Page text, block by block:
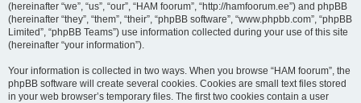
(hereinafter “we”, “us”, “our”, “HAM foorum”, “http://hamfoorum.ee”) and phpBB
(hereinafter “they”, “them”, “their”, “phpBB software”, “www.phpbb.com”, “phpBB
Limited”, “phpBB Teams”) use information collected during your use of this site
(hereinafter “your information”).
Your information is collected in two ways. When you browse “HAM foorum”, the
phpBB software will create several cookies. Cookies are small text files stored
in your web browser’s temporary files. The first two cookies contain a user